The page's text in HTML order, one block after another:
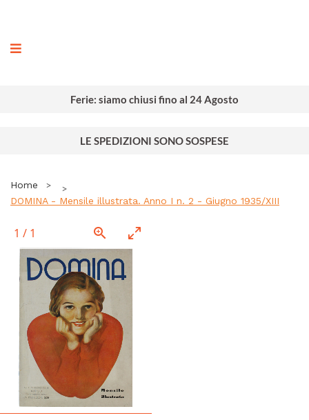
Ferie: siamo chiusi fino al 24 Agosto
LE SPEDIZIONI SONO SOSPESE
Home
DOMINA - Mensile illustrata. Anno I n. 2 - Giugno 1935/XIII
1 / 1